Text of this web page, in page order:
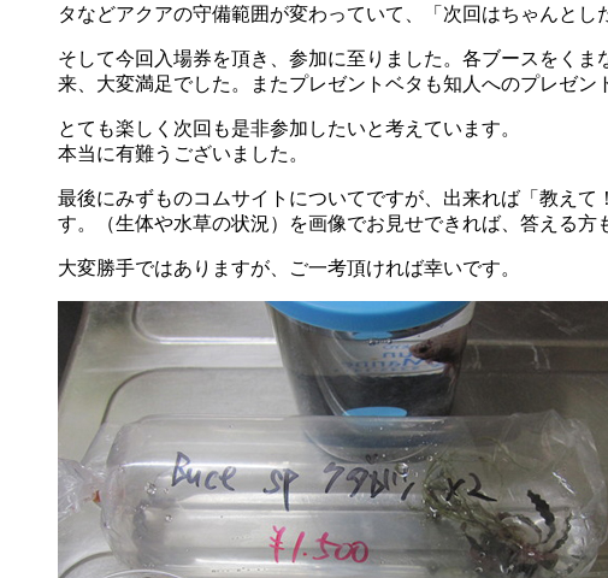
タなどアクアの守備範囲が変わっていて、「次回はちゃんとし
そして今回入場券を頂き、参加に至りました。各ブースをく
来、大変満足でした。またプレゼントベタも知人へのプレゼ
とても楽しく次回も是非参加したいと考えています。
本当に有難うございました。
最後にみずものコムサイトについてですが、出来れば「教え
す。（生体や水草の状況）を画像でお見せできれば、答える方
大変勝手ではありますが、ご一考頂ければ幸いです。